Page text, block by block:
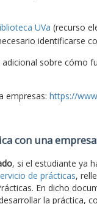
UVa (recurso
identificarse
sobre cómo
empresas: https://
con una
, si el estudiante ya
de prácticas,
En dicho
la práctica,